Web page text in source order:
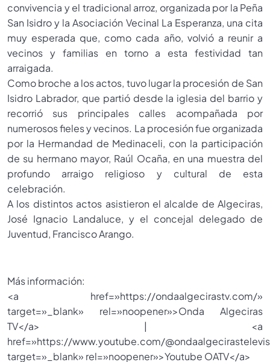
convivencia y el tradicional arroz, organizada por la Peña
San Isidro y la Asociación Vecinal La Esperanza, una cita
muy esperada que, como cada año, volvió a reunir a
vecinos y familias en torno a esta festividad tan
arraigada.
Como broche a los actos, tuvo lugar la procesión de San
Isidro Labrador, que partió desde la iglesia del barrio y
recorrió sus principales calles acompañada por
numerosos fieles y vecinos. La procesión fue organizada
por la Hermandad de Medinaceli, con la participación
de su hermano mayor, Raúl Ocaña, en una muestra del
profundo arraigo religioso y cultural de esta
celebración.
A los distintos actos asistieron el alcalde de Algeciras,
José Ignacio Landaluce, y el concejal delegado de
Juventud, Francisco Arango.
Más información:
<a href=»https://ondaalgecirastv.com/»
target=»_blank» rel=»noopener»>Onda Algeciras
TV</a> | <a
href=»https://www.youtube.com/
target=»_blank» rel=»noopener»>Youtube OATV</a>